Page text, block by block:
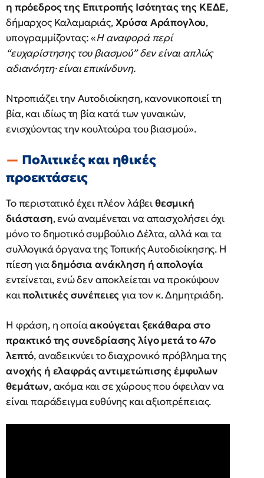
η πρόεδρος της Επιτροπής Ισότητας της ΚΕΔΕ,
δήμαρχος Καλαμαριάς,Χρύσα Αράπογλου,
υπογραμμίζοντας: «Η αναφορά περί
“ευχαρίστησης του βιασμού” δεν είναι απλώς
αδιανόητη· είναι επικίνδυνη.
Ντροπιάζει την Αυτοδιοίκηση, κανονικοποιεί τη
βία, και ιδίως τη βία κατά των γυναικών,
ενισχύοντας την κουλτούρα του βιασμού».
Πολιτικές και ηθικές
προεκτάσεις
Το περιστατικό έχει πλέον λάβειθεσμική
διάσταση, ενώ αναμένεται να απασχολήσει όχι
μόνο το δημοτικό συμβούλιο Δέλτα, αλλά και τα
συλλογικά όργανα της Τοπικής Αυτοδιοίκησης. Η
πίεση γιαδημόσια ανάκληση ή απολογία
εντείνεται, ενώ δεν αποκλείεται να προκύψουν
καιπολιτικές συνέπειεςγια τον κ. Δημητριάδη.
Η φράση, η οποίαακούγεται ξεκάθαρα στο
πρακτικό της συνεδρίασης λίγο μετά το 47ο
λεπτό, αναδεικνύει το διαχρονικό πρόβλημα της
ανοχής ή ελαφράς αντιμετώπισης έμφυλων
θεμάτων, ακόμα και σε χώρους που όφειλαν να
είναι παράδειγμα ευθύνης και αξιοπρέπειας.